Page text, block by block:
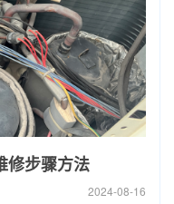
修步骤方法
2024-08-16